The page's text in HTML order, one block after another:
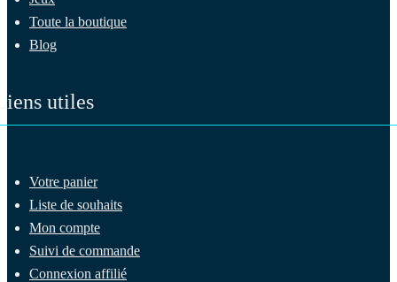
Toute la boutique
Blog
utiles
Votre panier
Liste de souhaits
Mon compte
Suivi de commande
Connexion affilié